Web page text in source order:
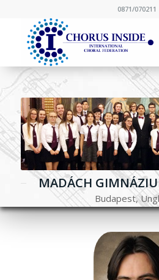
0871/070211
MADÁCH
Budapest,